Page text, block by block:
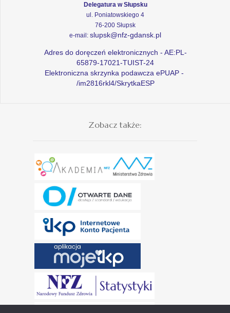
Delegatura w Słupsku
ul. Poniatowskiego 4
76-200 Słupsk
e-mail: slupsk@nfz-gdansk.pl
Adres do doręczeń elektronicznych - AE:PL-
65879-17021-TUIST-24
Elektroniczna skrzynka podawcza ePUAP -
/im2816rkl4/SkrytkaESP
Zobacz także: